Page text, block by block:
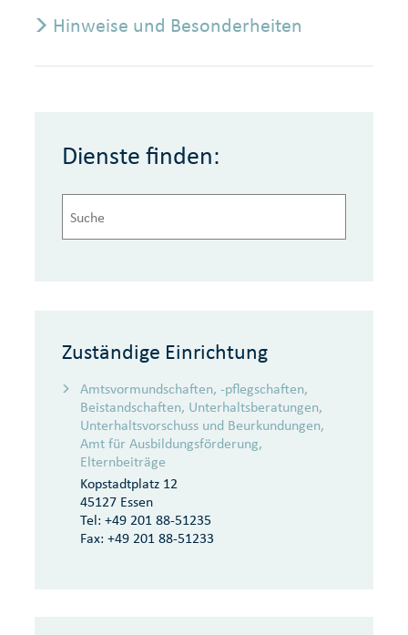
Hinweise und Besonderheiten
Dienste finden:
Zuständige Einrichtung
Amtsvormundschaften, -pflegschaften,
Beistandschaften, Unterhaltsberatungen,
Unterhaltsvorschuss und Beurkundungen,
Amt für Ausbildungsförderung,
Elternbeiträge
Kopstadtplatz 12
45127 Essen
Tel: +49 201 88-51235
Fax: +49 201 88-51233